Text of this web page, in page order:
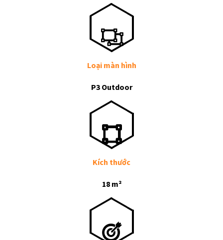
Loại màn hình
P3 Outdoor
Kích thước
18 m²